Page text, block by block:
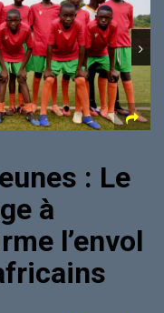
: Le
à
l’envol